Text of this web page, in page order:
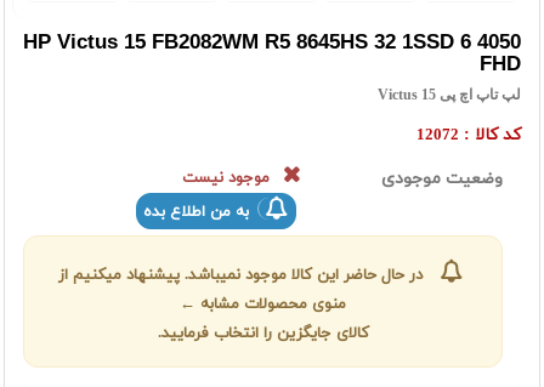
HP Victus 15 FB2082WM R5 8645HS 32 1SSD 6 4050
FHD
لپ تاپ اچ پی Victus 15
کد کالا : 12072
وضعیت موجودی
موجود نیست
به من اطلاع بده
در حال حاضر این کالا موجود نمیباشد. پیشنهاد میکنیم از
منوی محصولات مشابه ←
کالای جایگزین را انتخاب فرمایید.